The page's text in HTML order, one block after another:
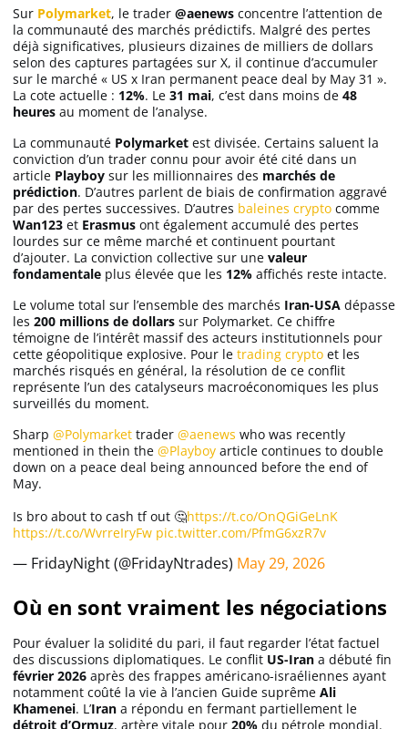
Ripple (XRP)
Dogecoin (DOGE)
Binance Coin (BNB)
Trading
C’est quoi ?
Meilleur Broker
Apprendre
Indicateurs techniques
Investir
Sur Polymarket, le trader @aenews concentre l’attention de
la communauté des marchés prédictifs. Malgré des pertes
déjà significatives, plusieurs dizaines de milliers de dollars
selon des captures partagées sur X, il continue d’accumuler
sur le marché « US x Iran permanent peace deal by May 31 ».
La cote actuelle : 12%. Le 31 mai, c’est dans moins de 48
heures au moment de l’analyse.
La communauté Polymarket est divisée. Certains saluent la
conviction d’un trader connu pour avoir été cité dans un
article Playboy sur les millionnaires des marchés de
prédiction. D’autres parlent de biais de confirmation aggravé
par des pertes successives. D’autres baleines crypto comme
Wan123 et Erasmus ont également accumulé des pertes
lourdes sur ce même marché et continuent pourtant
d’ajouter. La conviction collective sur une valeur
fondamentale plus élevée que les 12% affichés reste intacte.
Le volume total sur l’ensemble des marchés Iran-USA dépasse
les 200 millions de dollars sur Polymarket. Ce chiffre
témoigne de l’intérêt massif des acteurs institutionnels pour
cette géopolitique explosive. Pour le trading crypto et les
marchés risqués en général, la résolution de ce conflit
représente l’un des catalyseurs macroéconomiques les plus
surveillés du moment.
Sharp @Polymarket trader @aenews who was recently
mentioned in thein the @Playboy article continues to double
down on a peace deal being announced before the end of
May.
Is bro about to cash tf out 🤔https://t.co/OnQGiGeLnK
https://t.co/WvrreIryFw pic.twitter.com/PfmG6xzR7v
— FridayNight (@FridayNtrades) May 29, 2026
Où en sont vraiment les négociations
Pour évaluer la solidité du pari, il faut regarder l’état factuel
des discussions diplomatiques. Le conflit US-Iran a débuté fin
février 2026 après des frappes américano-israéliennes ayant
notamment coûté la vie à l’ancien Guide suprême Ali
Khamenei. L’Iran a répondu en fermant partiellement le
détroit d’Ormuz, artère vitale pour 20% du pétrole mondial.